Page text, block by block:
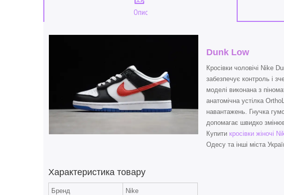
Опис
Dunk Low
Кросівки чоловічі Nike
забезпечує контроль і
моделі виконана з
анатомічна устілка
навантажень. Гнучка
допомагає швидко
Купити кросівки жіночі
Одесу та інші міста
Характеристика товару
Бренд Nike